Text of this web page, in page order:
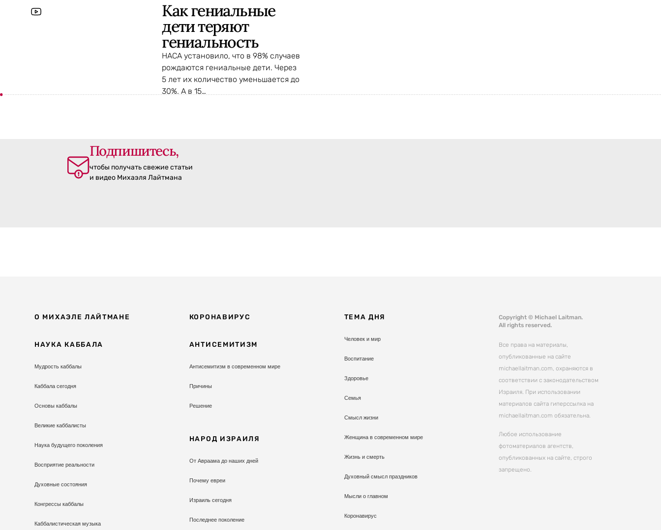
Как гениальные
дети теряют
гениальность
НАСА установило, что в 98% случаев
рождаются гениальные дети. Через
5 лет их количество уменьшается до
30%. А в 15…
Подпишитесь,
чтобы получать свежие статьи
и видео Михаэля Лайтмана
О МИХАЭЛЕ ЛАЙТМАНЕ
НАУКА КАББАЛА
Мудрость каббалы
Каббала сегодня
Основы каббалы
Великие каббалисты
Наука будущего поколения
Восприятие реальности
Духовные состояния
Конгрессы каббалы
Каббалистическая музыка
КОРОНАВИРУС
АНТИСЕМИТИЗМ
Антисемитизм в современном мире
Причины
Решение
НАРОД ИЗРАИЛЯ
От Авраама до наших дней
Почему евреи
Израиль сегодня
Последнее поколение
ТЕМА ДНЯ
Человек и мир
Воспитание
Здоровье
Семья
Смысл жизни
Женщина в современном мире
Жизнь и смерть
Духовный смысл праздников
Мысли о главном
Коронавирус
Copyright © Michael Laitman.
All rights reserved.
Все права на материалы,
опубликованные на сайте
michaellaitman.com, охраняются в
соответствии с законодательством
Израиля. При использовании
материалов сайта гиперссылка на
michaellaitman.com обязательна.
Любое использование
фотоматериалов агентств,
опубликованных на сайте, строго
запрещено.